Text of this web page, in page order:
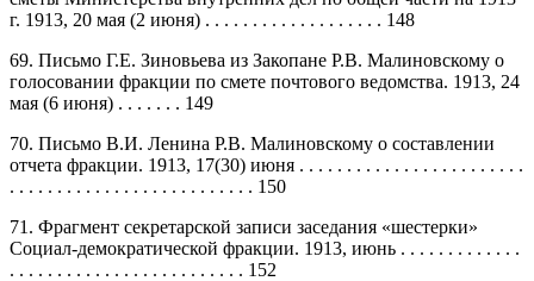
г. 1913, 20 мая (2 июня) . . . . . . . . . . . . . . . . . . . 148
69. Письмо Г.Е. Зиновьева из Закопане Р.В. Малиновскому о
голосовании фракции по смете почтового ведомства. 1913, 24
мая (6 июня) . . . . . . . 149
70. Письмо В.И. Ленина Р.В. Малиновскому о составлении
отчета фракции. 1913, 17(30) июня . . . . . . . . . . . . . . . . . . . . . . . .
. . . . . . . . . . . . . . . . . . . . . . . . . . 150
71. Фрагмент секретарской записи заседания «шестерки»
Социал-демократической фракции. 1913, июнь . . . . . . . . . . . . .
. . . . . . . . . . . . . . . . . . . . . . . . . 152